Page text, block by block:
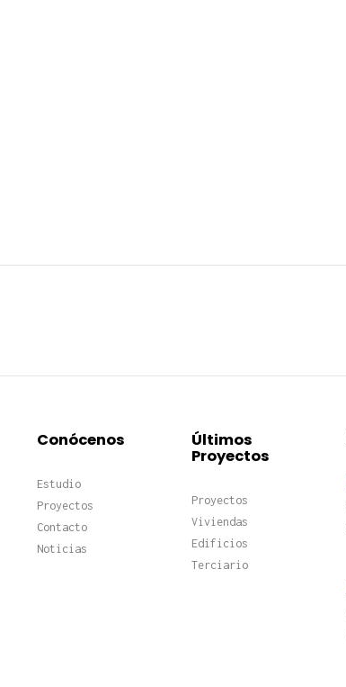
Conócenos
Estudio
Proyectos
Contacto
Noticias
Últimos
Proyectos
Proyectos
Viviendas
Edificios
Terciario